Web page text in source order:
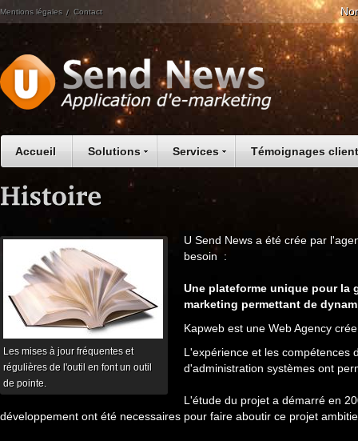
Mentions légales Contact
Accueil Solutions Services Témoignages
Les mises à jour fréquentes et
régulières de l'outil en font un outil
de pointe.
U Send News a été crée par
besoin :
Une plateforme unique pour la
marketing permettant de dyna
Kapweb est une Web Agency
L'expérience et les compétences
d'administration systèmes ont
L'étude du projet a démarré en
développement ont été necessaires pour faire aboutir ce projet